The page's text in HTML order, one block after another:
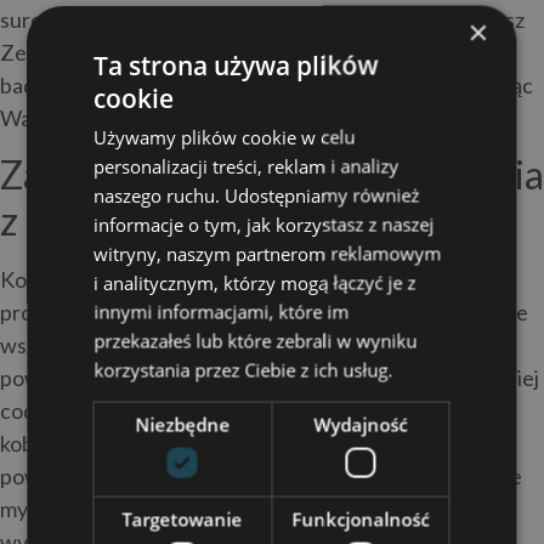
surowego, nieprzebadanego mięsa (np. nie poluje). Nasz
Zespół w Gabinecie Fauna przeprowadzi szczegółowe
badania Waszego Pupila i oceni rzeczywiste ryzyko, dając
Wam spokój ducha w tym wyjątkowym okresie.
Zasady bezpiecznego współżycia
z kotem podczas ciąży
Kot w domu i ciąża wymagają przestrzegania kilku
prostych, ale kluczowych zasad bezpieczeństwa. Przede
wszystkim, ciąża kot w domu oznacza, że ktoś inny
powinien przejąć obowiązek sprzątania kuwety – najlepiej
codziennie, aby zapobiec dojrzewaniu oocyst. Jeśli
kobieta w ciąży musi sama sprzątać kuwetę, zawsze
powinna używać rękawiczek jednorazowych i dokładnie
myć ręce po każdej czynności. Kot domowy a ciąża
×
Ta strona używa plików
cookie
Używamy plików cookie w celu
personalizacji treści, reklam i analizy
naszego ruchu. Udostępniamy również
informacje o tym, jak korzystasz z naszej
witryny, naszym partnerom reklamowym
i analitycznym, którzy mogą łączyć je z
innymi informacjami, które im
przekazałeś lub które zebrali w wyniku
korzystania przez Ciebie z ich usług.
Niezbędne Wydajność
Targetowanie Funkcjonalność